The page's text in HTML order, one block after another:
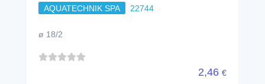
AQUATECHNIK SPA 22744
ø 18/2
2,46 €